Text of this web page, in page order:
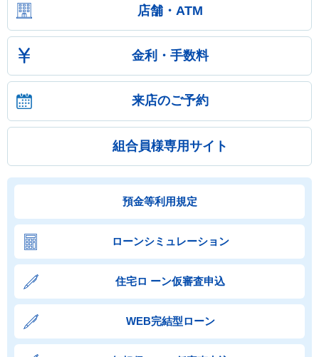
店舗・ATM
金利・手数料
来店のご予約
組合員様専用サイト
預金等利用規定
ローンシミュレーション
住宅ロ ーン仮審査申込
WEB完結型ローン